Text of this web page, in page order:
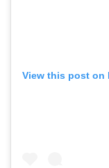
View this post on